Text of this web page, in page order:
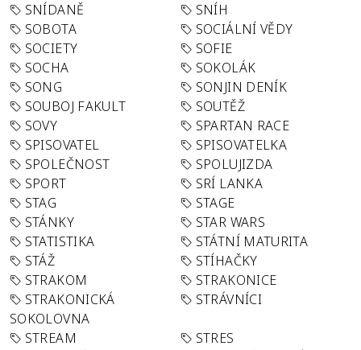
SNÍDANĚ
SNÍH
SOBOTA
SOCIÁLNÍ VĚDY
SOCIETY
SOFIE
SOCHA
SOKOLÁK
SONG
SONJIN DENÍK
SOUBOJ FAKULT
SOUTĚŽ
SOVY
SPARTAN RACE
SPISOVATEL
SPISOVATELKA
SPOLEČNOST
SPOLUJIZDA
SPORT
SRÍ LANKA
STAG
STAGE
STÁNKY
STAR WARS
STATISTIKA
STÁTNÍ MATURITA
STÁŽ
STÍHAČKY
STRAKOM
STRAKONICE
STRAKONICKÁ
SOKOLOVNA
STRÁVNÍCI
STREAM
STRES